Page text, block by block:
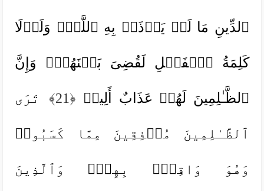
ٱلدِّینِ مَا لَمۡ یَأۡذَنۢ بِهِ ٱللَّهُۚ وَلَوۡلَا
كَلِمَةُ ٱلۡفَصۡلِ لَقُضِیَ بَیۡنَهُمۡۗ وَإِنَّ
ٱلظَّـٰلِمِینَ لَهُمۡ عَذَابٌ أَلِیمࣱ ﴿21﴾ تَرَى
ٱلظَّـٰلِمِینَ مُشۡفِقِینَ مِمَّا كَسَبُوا۟
وَهُوَ وَاقِعُۢ بِهِمۡۗ وَٱلَّذِینَ